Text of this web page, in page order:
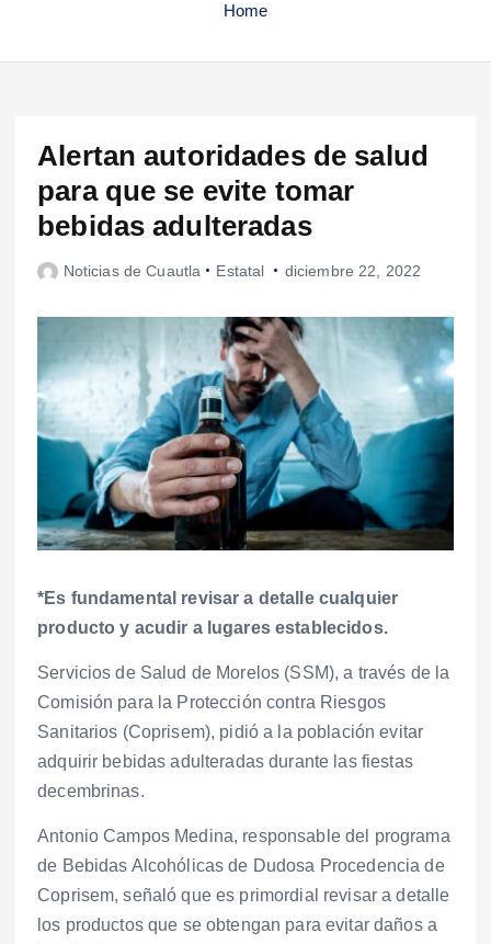
Home
Alertan autoridades de salud
para que se evite tomar
bebidas adulteradas
Noticias de Cuautla Estatal diciembre 22, 2022
*Es fundamental revisar a detalle cualquier
producto y acudir a lugares establecidos.
Servicios de Salud de Morelos (SSM), a través de la
Comisión para la Protección contra Riesgos
Sanitarios (Coprisem), pidió a la población evitar
adquirir bebidas adulteradas durante las fiestas
decembrinas.
Antonio Campos Medina, responsable del programa
de Bebidas Alcohólicas de Dudosa Procedencia de
Coprisem, señaló que es primordial revisar a detalle
los productos que se obtengan para evitar daños a